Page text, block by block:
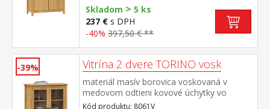
1 polica maximálne nosnosti uvedené v
návode na montáž
Skladom > 5 ks
237 € s DPH
-40% 397,50 € **
-39% Vitrína 2 dvere TORINO vosk
materiál masív borovica voskovaná v
medovom odtieni kovové úchytky vo
farebnom prevedení černená mosadz 2
Kód produktu: 8061V